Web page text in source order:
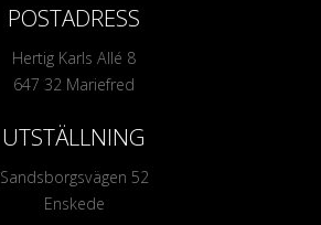
POSTADRESS
Hertig Karls Allé 8
647 32 Mariefred
UTSTÄLLNING
Sandsborgsvägen 52
Enskede